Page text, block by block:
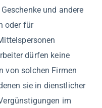
und andere
oder für
dürfen keine
von solchen Firmen
sie in dienstlicher
im